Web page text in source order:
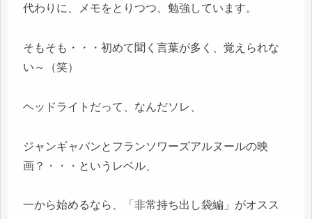
代わりに、メモをとりつつ、勉強しています。
そもそも・・・初めて聞く言葉が多く、覚えられな
い～（笑）
ヘッドライトだって、なんだソレ、
ジャンギャバンとフランソワーズアルヌールの映
画？・・・というレベル、
一から始めるなら、「非常持ち出し袋編」がオスス